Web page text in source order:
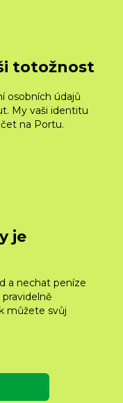
totožnost
osobních údajů
My vaši identitu
na Portu.
je
a nechat peníze
můžete svůj